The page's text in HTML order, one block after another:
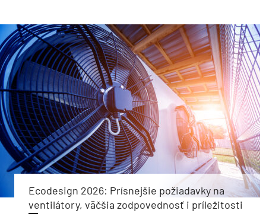
Ecodesign 2026: Prísnejšie požiadavky na
ventilátory, väčšia zodpovednosť i príležitosti